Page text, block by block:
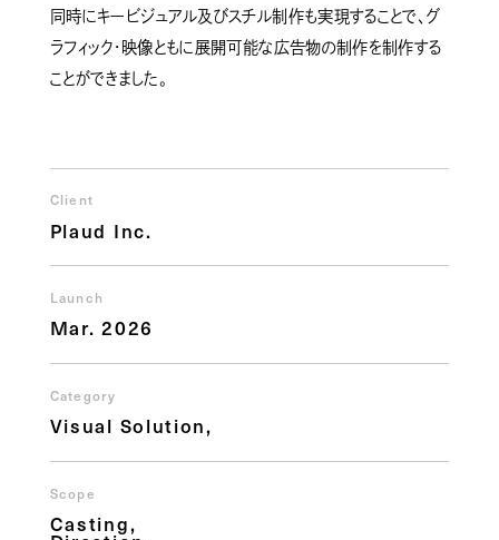
同時にキービジュアル及びスチル制作も実現することで、グ
ラフィック・映像ともに展開可能な広告物の制作を制作する
ことができました。
Client
Plaud Inc.
Launch
Mar. 2026
Category
Visual Solution
Scope
Casting